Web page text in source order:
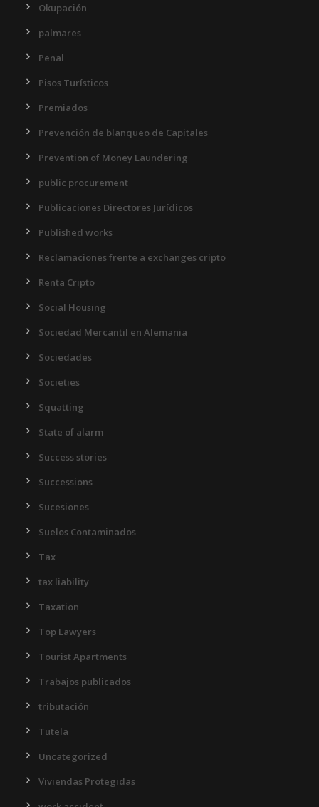
Okupación
palmares
Penal
Pisos Turísticos
Premiados
Prevención de blanqueo de Capitales
Prevention of Money Laundering
public procurement
Publicaciones Directores Jurídicos
Published works
Reclamaciones frente a exchanges cripto
Renta Cripto
Social Housing
Sociedad Mercantil en Alemania
Sociedades
Societies
Squatting
State of alarm
Success stories
Successions
Sucesiones
Suelos Contaminados
Tax
tax liability
Taxation
Top Lawyers
Tourist Apartments
Trabajos publicados
tributación
Tutela
Uncategorized
Viviendas Protegidas